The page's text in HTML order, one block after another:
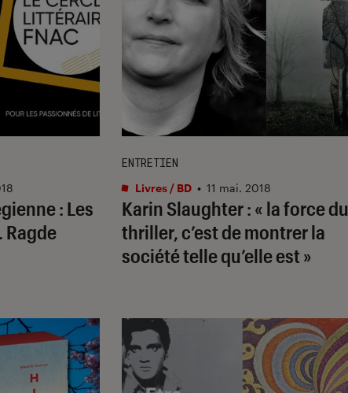
: Les
Ragde
Karin Slaughter : « la force du
thriller, c’est de montrer la
société telle qu’elle est »
ENTRETIEN
Livres / BD • 11 mai. 2018